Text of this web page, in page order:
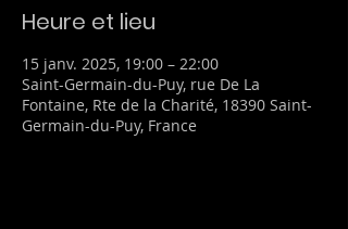
Heure et lieu
15 janv. 2025, 19:00 – 22:00
Saint-Germain-du-Puy, rue De La
Fontaine, Rte de la Charité, 18390 Saint-
Germain-du-Puy, France